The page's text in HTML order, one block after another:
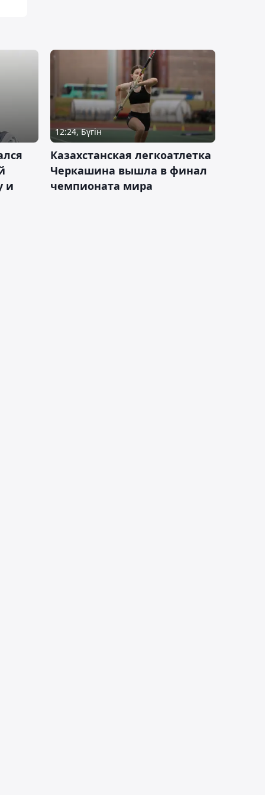
и
12:24, Бүгін
Казахстанская легкоатлетка
Черкашина вышла в финал
чемпионата мира